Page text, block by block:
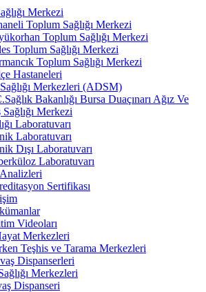
Merkezi
Toplum Sağlığı Merkezi
Toplum Sağlığı Merkezi
Toplum Sağlığı Merkezi
Toplum Sağlığı Merkezi
Hastaneleri
Merkezleri (ADSM)
Bakanlığı Bursa Duaçınarı Ağız Ve
Merkezi
Laboratuvarı
Laboratuvarı
Dışı Laboratuvarı
Laboratuvarı
Sertifikası
Videoları
Merkezleri
Teşhis ve Tarama Merkezleri
Dispanserleri
Merkezleri
Dispanseri